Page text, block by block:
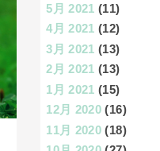
5月 2021 (11)
4月 2021 (12)
3月 2021 (13)
2月 2021 (13)
1月 2021 (15)
12月 2020 (16)
11月 2020 (18)